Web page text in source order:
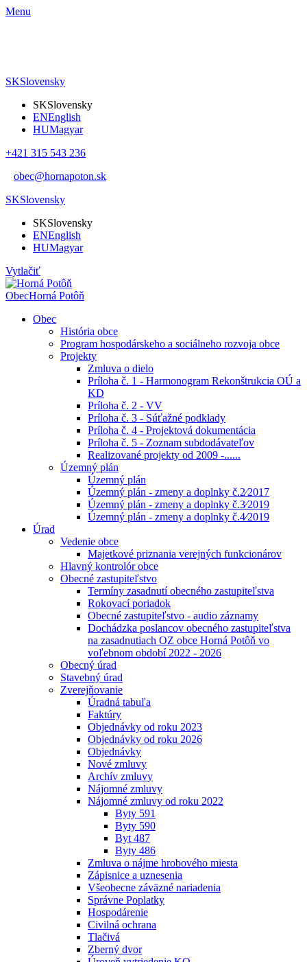
Menu
SKSlovensky
SKSlovensky
ENEnglish
HUMagyar
+421 315 543 236
obec@hornapoton.sk
SKSlovensky
SKSlovensky
ENEnglish
HUMagyar
Vytlačiť
ObecHorná Potôň
Obec
História obce
Program hospodárskeho a sociálneho rozvoja obce
Projekty
Zmluva o dielo
Príloha č. 1 - Harmonogram Rekonštrukcia OÚ a
KD
Príloha č. 2 - VV
Príloha č. 3 - Súťažné podklady
Príloha č. 4 - Projektová dokumentácia
Príloha č. 5 - Zoznam subdodávateľov
Realizované projekty od 2009 -......
Územný plán
Územný plán
Územný plán - zmeny a doplnky č.2⁄2017
Územný plán - zmeny a doplnky č.3⁄2019
Územný plán - zmeny a doplnky č.4⁄2019
Úrad
Vedenie obce
Majetkové priznania verejných funkcionárov
Hlavný kontrolór obce
Obecné zastupiteľstvo
Termíny zasadnutí obecného zastupiteľstva
Rokovací poriadok
Obecné zastupiteľstvo - audio záznamy
Dochádzka poslancov obecného zastupiteľstva
na zasadnutiach OZ obce Horná Potôň vo
voľebnom období 2022 - 2026
Obecný úrad
Stavebný úrad
Zverejňovanie
Úradná tabuľa
Faktúry
Objednávky od roku 2023
Objednávky od roku 2026
Objednávky
Nové zmluvy
Archív zmluvy
Nájomné zmluvy
Nájomné zmluvy od roku 2022
Byty 591
Byty 590
Byt 487
Byty 486
Zmluva o nájme hrobového miesta
Zápisnice a uznesenia
Všeobecne záväzné nariadenia
Správne Poplatky
Hospodárenie
Civilná ochrana
Tlačivá
Zberný dvor